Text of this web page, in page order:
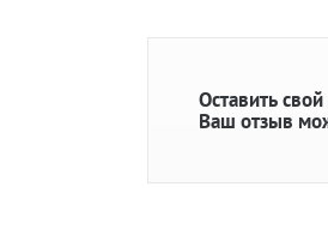
Оставить
Ваш отзыв